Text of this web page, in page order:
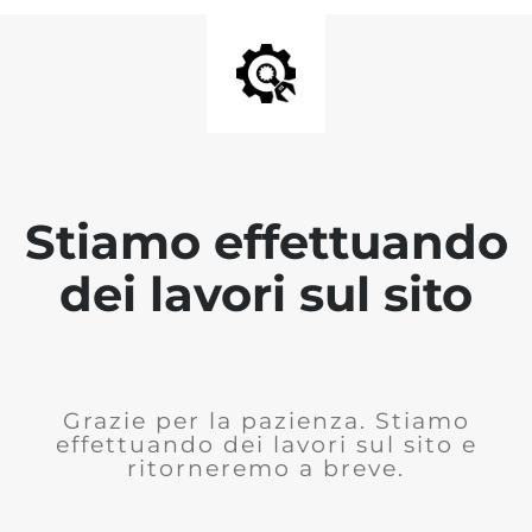
Stiamo effettuando
dei lavori sul sito
Grazie per la pazienza. Stiamo
effettuando dei lavori sul sito e
ritorneremo a breve.